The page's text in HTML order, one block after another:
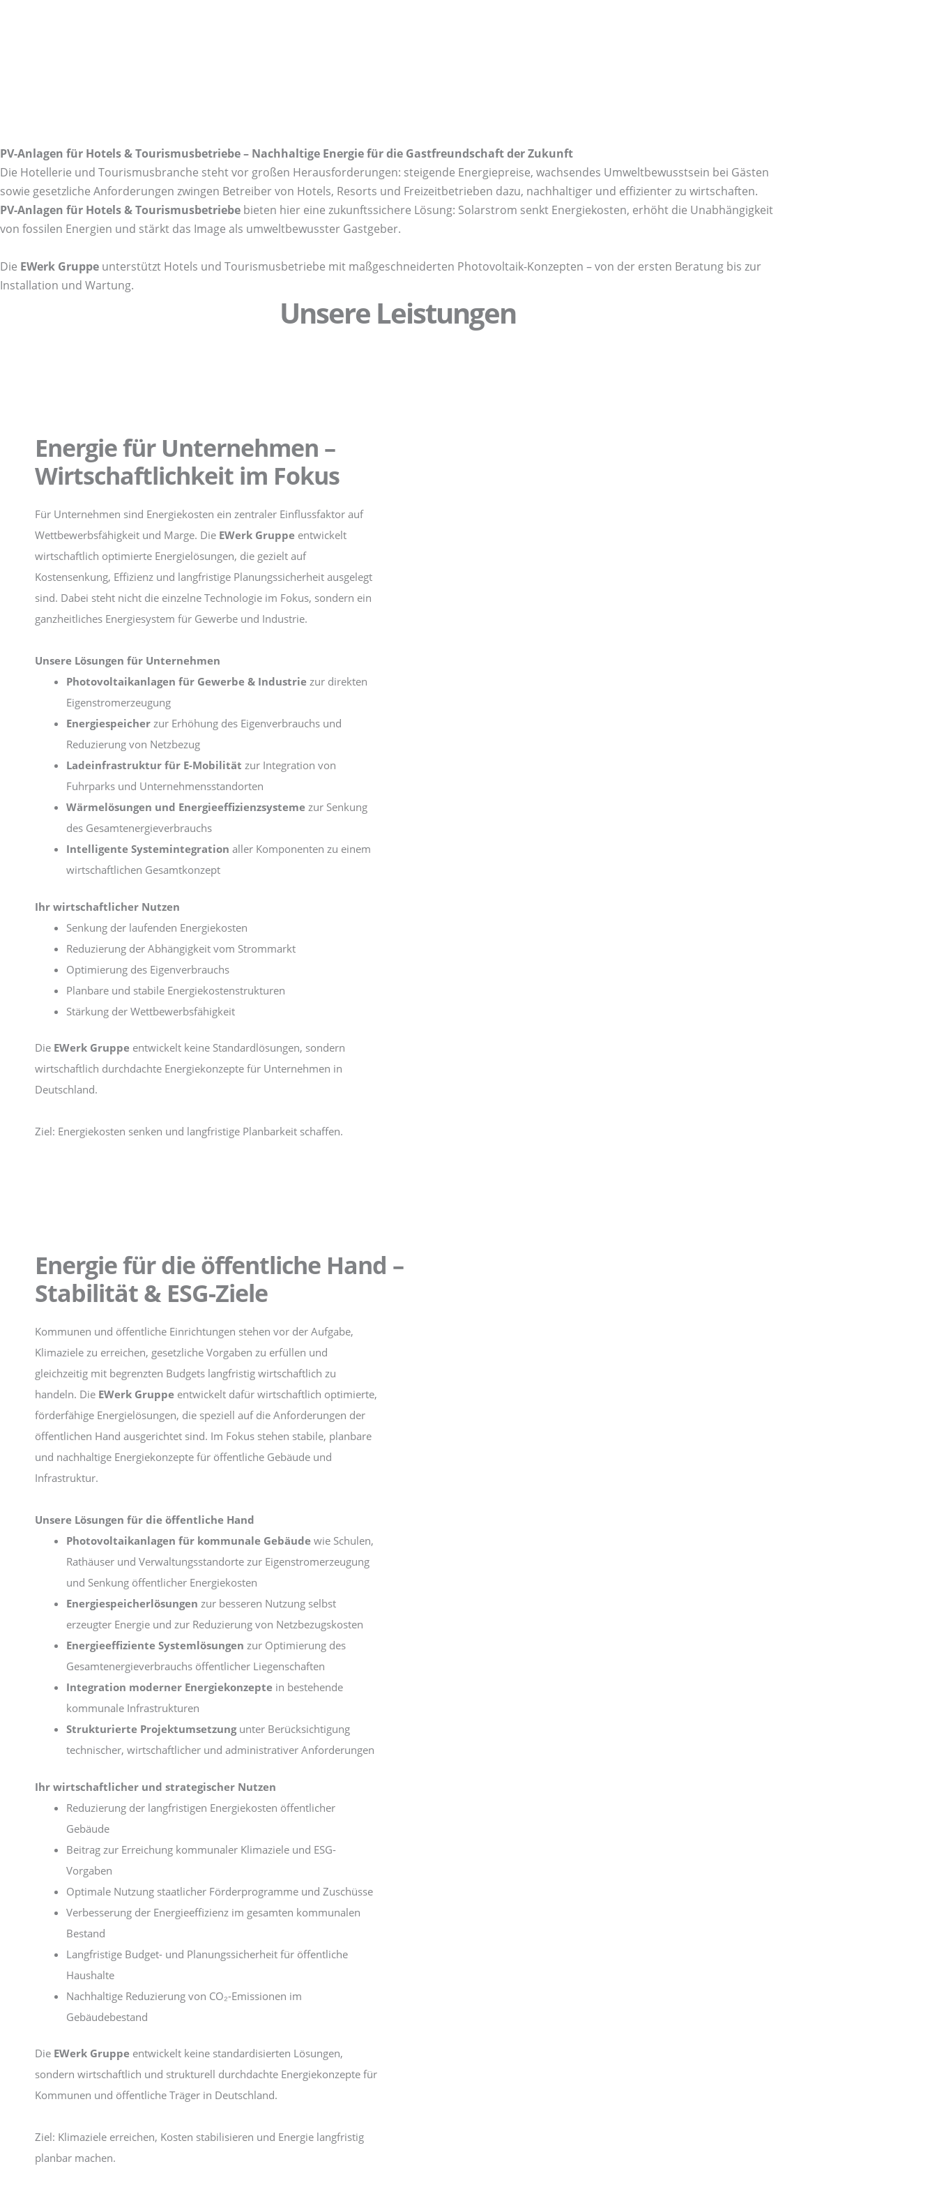
PV-Anlagen für Hotels & Tourismusbetriebe – Nachhaltige Energie für die Gastfreundschaft der Zukunft
Die Hotellerie und Tourismusbranche steht vor großen Herausforderungen: steigende Energiepreise, wachsendes Umweltbewusstsein bei Gästen
sowie gesetzliche Anforderungen zwingen Betreiber von Hotels, Resorts und Freizeitbetrieben dazu, nachhaltiger und effizienter zu wirtschaften.
PV-Anlagen für Hotels & Tourismusbetriebe bieten hier eine zukunftssichere Lösung: Solarstrom senkt Energiekosten, erhöht die Unabhängigkeit
von fossilen Energien und stärkt das Image als umweltbewusster Gastgeber.
Die EWerk Gruppe unterstützt Hotels und Tourismusbetriebe mit maßgeschneiderten Photovoltaik-Konzepten – von der ersten Beratung bis zur
Installation und Wartung.
Unsere Leistungen
Energie für Unternehmen –
Wirtschaftlichkeit im Fokus
Für Unternehmen sind Energiekosten ein zentraler Einflussfaktor auf
Wettbewerbsfähigkeit und Marge. Die EWerk Gruppe entwickelt
wirtschaftlich optimierte Energielösungen, die gezielt auf
Kostensenkung, Effizienz und langfristige Planungssicherheit ausgelegt
sind. Dabei steht nicht die einzelne Technologie im Fokus, sondern ein
ganzheitliches Energiesystem für Gewerbe und Industrie.
Unsere Lösungen für Unternehmen
Photovoltaikanlagen für Gewerbe & Industrie zur direkten
Eigenstromerzeugung
Energiespeicher zur Erhöhung des Eigenverbrauchs und
Reduzierung von Netzbezug
Ladeinfrastruktur für E-Mobilität zur Integration von
Fuhrparks und Unternehmensstandorten
Wärmelösungen und Energieeffizienzsysteme zur Senkung
des Gesamtenergieverbrauchs
Intelligente Systemintegration aller Komponenten zu einem
wirtschaftlichen Gesamtkonzept
Ihr wirtschaftlicher Nutzen
Senkung der laufenden Energiekosten
Reduzierung der Abhängigkeit vom Strommarkt
Optimierung des Eigenverbrauchs
Planbare und stabile Energiekostenstrukturen
Stärkung der Wettbewerbsfähigkeit
Die EWerk Gruppe entwickelt keine Standardlösungen, sondern
wirtschaftlich durchdachte Energiekonzepte für Unternehmen in
Deutschland.
Ziel: Energiekosten senken und langfristige Planbarkeit schaffen.
Energie für die öffentliche Hand –
Stabilität & ESG-Ziele
Kommunen und öffentliche Einrichtungen stehen vor der Aufgabe,
Klimaziele zu erreichen, gesetzliche Vorgaben zu erfüllen und
gleichzeitig mit begrenzten Budgets langfristig wirtschaftlich zu
handeln. Die EWerk Gruppe entwickelt dafür wirtschaftlich optimierte,
förderfähige Energielösungen, die speziell auf die Anforderungen der
öffentlichen Hand ausgerichtet sind. Im Fokus stehen stabile, planbare
und nachhaltige Energiekonzepte für öffentliche Gebäude und
Infrastruktur.
Unsere Lösungen für die öffentliche Hand
Photovoltaikanlagen für kommunale Gebäude wie Schulen,
Rathäuser und Verwaltungsstandorte zur Eigenstromerzeugung
und Senkung öffentlicher Energiekosten
Energiespeicherlösungen zur besseren Nutzung selbst
erzeugter Energie und zur Reduzierung von Netzbezugskosten
Energieeffiziente Systemlösungen zur Optimierung des
Gesamtenergieverbrauchs öffentlicher Liegenschaften
Integration moderner Energiekonzepte in bestehende
kommunale Infrastrukturen
Strukturierte Projektumsetzungunter Berücksichtigung
technischer, wirtschaftlicher und administrativer Anforderungen
Ihr wirtschaftlicher und strategischer Nutzen
Reduzierung der langfristigen Energiekosten öffentlicher
Gebäude
Beitrag zur Erreichung kommunaler Klimaziele und ESG-
Vorgaben
Optimale Nutzung staatlicher Förderprogramme und Zuschüsse
Verbesserung der Energieeffizienz im gesamten kommunalen
Bestand
Langfristige Budget- und Planungssicherheit für öffentliche
Haushalte
Nachhaltige Reduzierung von CO₂-Emissionen im
Gebäudebestand
Die EWerk Gruppe entwickelt keine standardisierten Lösungen,
sondern wirtschaftlich und strukturell durchdachte Energiekonzepte für
Kommunen und öffentliche Träger in Deutschland.
Ziel: Klimaziele erreichen, Kosten stabilisieren und Energie langfristig
planbar machen.